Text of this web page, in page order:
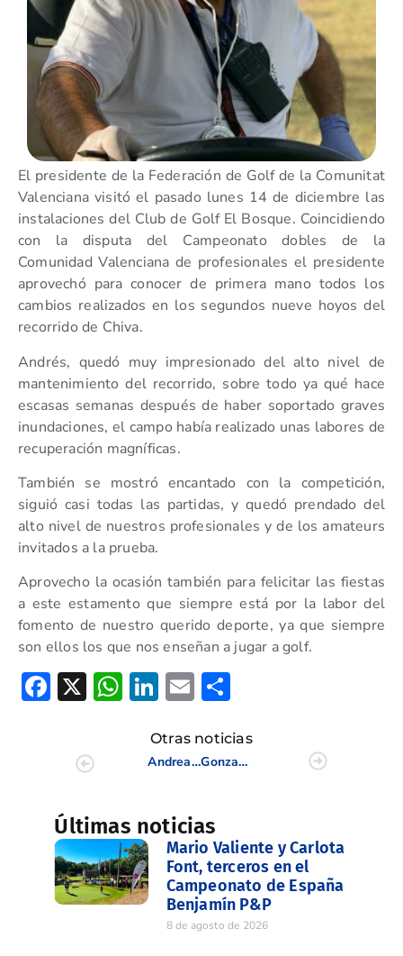
El presidente de la Federación de Golf de la Comunitat
Valenciana visitó el pasado lunes 14 de diciembre las
instalaciones del Club de Golf El Bosque. Coincidiendo
con la disputa del Campeonato dobles de la
Comunidad Valenciana de profesionales el presidente
aprovechó para conocer de primera mano todos los
cambios realizados en los segundos nueve hoyos del
recorrido de Chiva.
Andrés, quedó muy impresionado del alto nivel de
mantenimiento del recorrido, sobre todo ya qué hace
escasas semanas después de haber soportado graves
inundaciones, el campo había realizado unas labores de
recuperación magníficas.
También se mostró encantado con la competición,
siguió casi todas las partidas, y quedó prendado del
alto nivel de nuestros profesionales y de los amateurs
invitados a la prueba.
Aprovecho la ocasión también para felicitar las fiestas
a este estamento que siempre está por la labor del
fomento de nuestro querido deporte, ya que siempre
son ellos los que nos enseñan a jugar a golf.
Facebook
X WhatsApp
LinkedIn
Email
Otras noticias
Andrea Miralles y Natalia Fiel, campeonas Dobles de Profesionales de la Comunidad Valenciana
Gonzaga Escauriaza, reelegido Presidente de la RFEG
Últimas noticias
Mario Valiente y Carlota
Font, terceros en el
Campeonato de España
Benjamín P&P
8 de agosto de 2026